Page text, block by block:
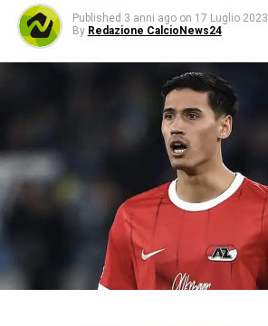
Published 3 anni ago on 17 Luglio 2023
By Redazione CalcioNews24